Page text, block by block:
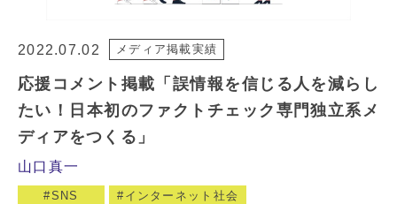
2022.07.02 メディア掲載実績
応援コメント掲載「誤情報を信じる人を減らし
たい！日本初のファクトチェック専門独立系メ
ディアをつくる」
山口真一
SNS インターネット社会